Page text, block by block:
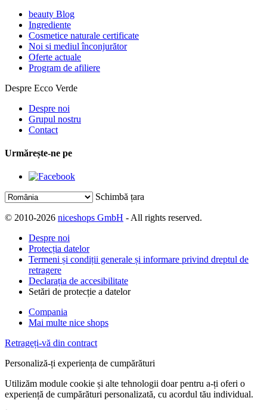
beauty Blog
Ingrediente
Cosmetice naturale certificate
Noi si mediul înconjurător
Oferte actuale
Program de afiliere
Despre Ecco Verde
Despre noi
Grupul nostru
Contact
Urmărește-ne pe
Schimbă țara
© 2010-2026 niceshops GmbH - All rights reserved.
Despre noi
Protecția datelor
Termeni și condiții generale și informare privind dreptul de
retragere
Declarația de accesibilitate
Setări de protecție a datelor
Compania
Mai multe nice shops
Retrageți-vă din contract
Personaliză-ți experiența de cumpărături
Utilizăm module cookie și alte tehnologii doar pentru a-ți oferi o
experiență de cumpărături personalizată, cu acordul tău individual.